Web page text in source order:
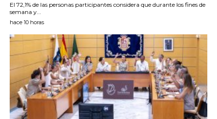
El 72,1% de las personas participantes considera que durante los fines de
semana y...
hace 10 horas